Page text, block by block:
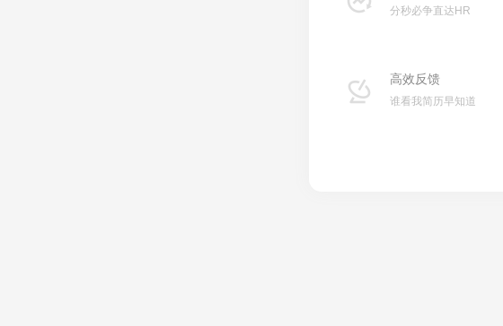
分秒必争直达HR
高效反馈
谁看我简历早知道